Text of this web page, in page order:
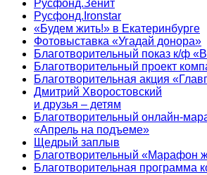
Русфонд.Зенит
Русфонд.Ironstar
«Будем жить!» в Екатеринбурге
Фотовыставка «Угадай донора»
Благотворительный показ к/ф
Благотворительный проект
Благотворительная акция
Дмитрий Хворостовский
и друзья – детям
Благотворительный
«Апрель на подъеме»
Щедрый заплыв
Благотворительный «Марафон
Благотворительная программа